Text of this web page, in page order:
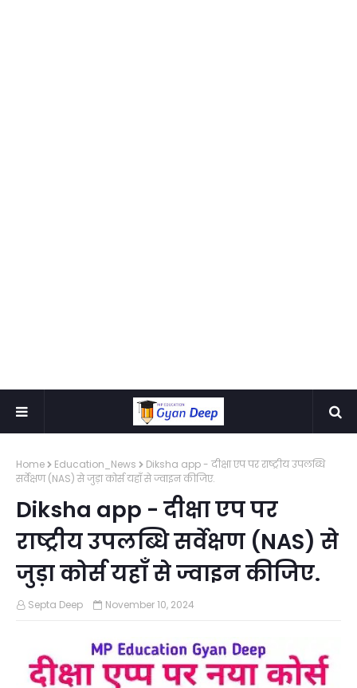
Home Education_News
Diksha app - दीक्षा एप पर राष्ट्रीय उपलब्धि
सर्वेक्षण (NAS) से जुड़ा कोर्स यहाँ से ज्वाइन कीजिए.
Diksha app - दीक्षा एप पर
राष्ट्रीय उपलब्धि सर्वेक्षण (NAS) से
जुड़ा कोर्स यहाँ से ज्वाइन कीजिए.
Septa Deep November 10, 2024